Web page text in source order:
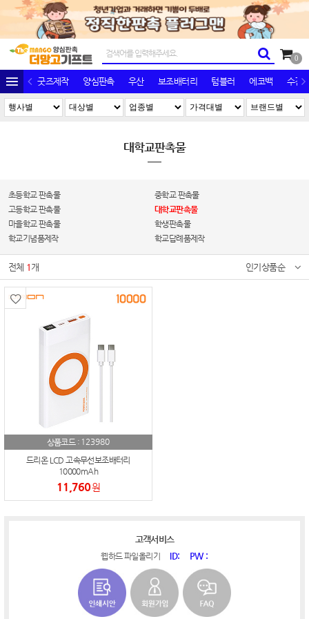
0
굿즈제작 양심판촉 우산 보조배터리 텀블러 에코백 수건/
대학교판촉물
초등학교 판촉물
중학교 판촉물
고등학교 판촉물
대학교판촉물
마을학교 판촉물
학생판촉물
학교기념품제작
학교답례품제작
전체 1 개 인기상품순
상품코드 : 123980
드리온 LCD 고속무선보조배터리
10000mAh
11,760원
고객서비스
웹하드 파일올리기 ID: PW :